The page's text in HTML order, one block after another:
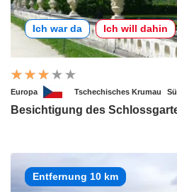
Ich war da Ich will dahin
Europa Tschechisches Krumau
Besichtigung des
Entfernung 10 km